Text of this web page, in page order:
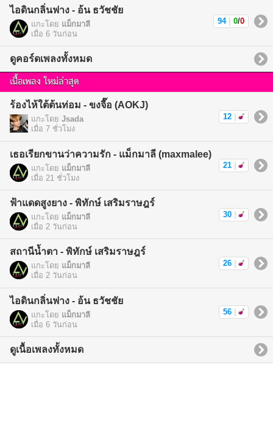
ไอดินกลิ่นฟาง - อ้น ธวัชชัย
แกะโดย แม็กมาลี
เมื่อ 6 วันก่อน
94 0/0
ดูคอร์ดเพลงทั้งหมด
เนื้อเพลง ใหม่ล่าสุด
ร้องไห้ใต้ต้นท่อม - ขงจื๊อ (AOKJ)
แกะโดย Jsada
เมื่อ 7 ชั่วโมง
12
เธอเรียกขานว่าความรัก - แม็กมาลี (maxmalee)
แกะโดย แม็กมาลี
เมื่อ 21 ชั่วโมง
21
ฟ้าแดดสูงยาง - พิทักษ์ เสริมราษฎร์
แกะโดย แม็กมาลี
เมื่อ 2 วันก่อน
30
สถานีน้ำตา - พิทักษ์ เสริมราษฎร์
แกะโดย แม็กมาลี
เมื่อ 2 วันก่อน
26
ไอดินกลิ่นฟาง - อ้น ธวัชชัย
แกะโดย แม็กมาลี
เมื่อ 6 วันก่อน
56
ดูเนื้อเพลงทั้งหมด